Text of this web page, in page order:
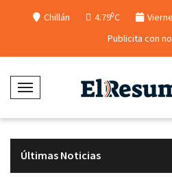
Chillán 4.790C
Publicita con
Toggle Navigation
Últimas Noticias